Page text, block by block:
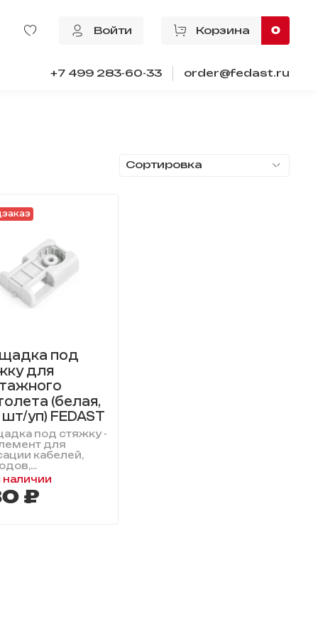
Войти Корзина 0
+7 499 283-60-33 order@fedast.ru
под
для
(белая,
уп) FEDAST
под стяжку -
для
кабелей,
наличии
₽